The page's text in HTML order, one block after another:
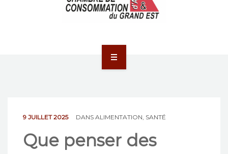
JURIDIQUE
LA CCA-GE
9 JUILLET 2025 DANS ALIMENTATION, SANTÉ
Que penser des